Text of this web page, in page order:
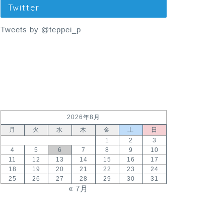
Twitter
Tweets by @teppei_p
2026年8月
月
火 水 木 金 土
日
1
2
3
4
5 6 7 8 9
10
11
12 13 14 15 16
17
18
19 20 21 22 23
24
25
26 27 28 29 30 31
« 7月